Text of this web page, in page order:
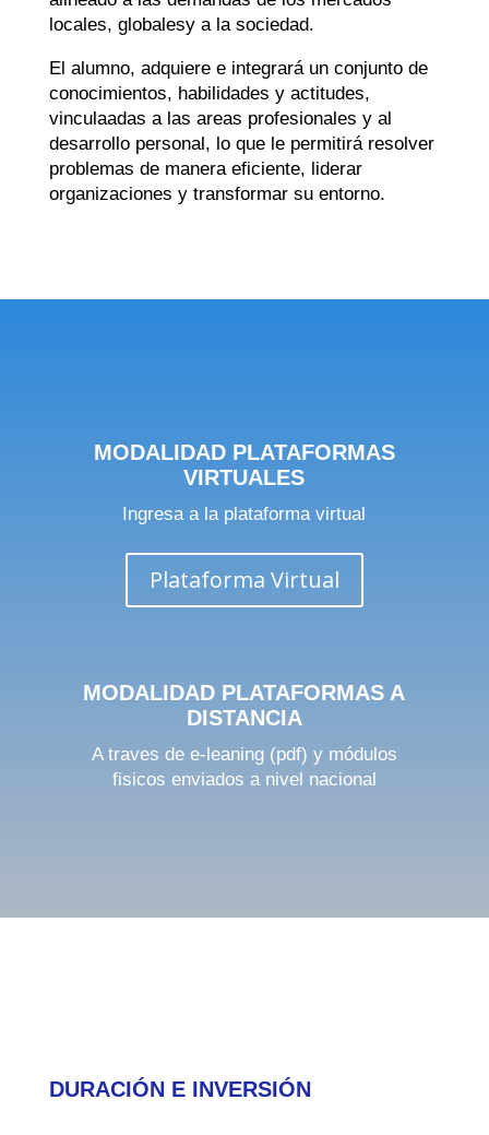
locales, globalesy a la sociedad.
El alumno, adquiere e integrará un conjunto de
conocimientos, habilidades y actitudes,
vinculaadas a las areas profesionales y al
desarrollo personal, lo que le permitirá resolver
problemas de manera eficiente, liderar
organizaciones y transformar su entorno.
MODALIDAD PLATAFORMAS
VIRTUALES
Ingresa a la plataforma virtual
Plataforma Virtual
MODALIDAD PLATAFORMAS A
DISTANCIA
A traves de e-leaning (pdf) y módulos
fisicos enviados a nivel nacional
DURACIÓN E INVERSIÓN